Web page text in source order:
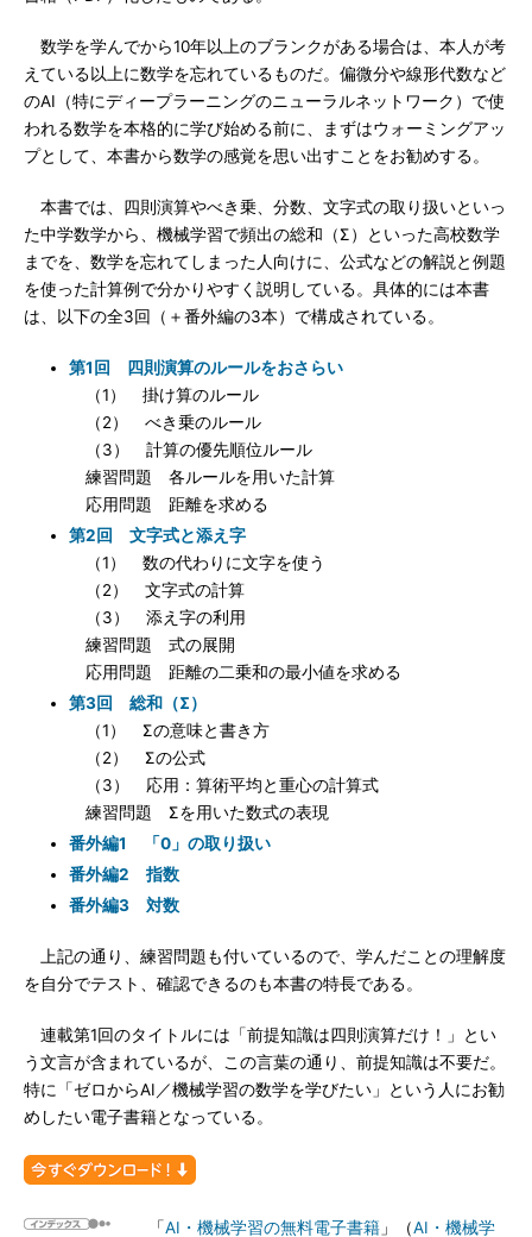
数学を学んでから10年以上のブランクがある場合は、本人が考
えている以上に数学を忘れているものだ。偏微分や線形代数など
のAI（特にディープラーニングのニューラルネットワーク）で使
われる数学を本格的に学び始める前に、まずはウォーミングアッ
プとして、本書から数学の感覚を思い出すことをお勧めする。
本書では、四則演算やべき乗、分数、文字式の取り扱いといっ
た中学数学から、機械学習で頻出の総和（Σ）といった高校数学
までを、数学を忘れてしまった人向けに、公式などの解説と例題
を使った計算例で分かりやすく説明している。具体的には本書
は、以下の全3回（＋番外編の3本）で構成されている。
第1回 四則演算のルールをおさらい
（1） 掛け算のルール
（2） べき乗のルール
（3） 計算の優先順位ルール
練習問題 各ルールを用いた計算
応用問題 距離を求める
第2回 文字式と添え字
（1） 数の代わりに文字を使う
（2） 文字式の計算
（3） 添え字の利用
練習問題 式の展開
応用問題 距離の二乗和の最小値を求める
第3回 総和（Σ）
（1） Σの意味と書き方
（2） Σの公式
（3） 応用：算術平均と重心の計算式
練習問題 Σを用いた数式の表現
番外編1 「0」の取り扱い
番外編2 指数
番外編3 対数
上記の通り、練習問題も付いているので、学んだことの理解度
を自分でテスト、確認できるのも本書の特長である。
連載第1回のタイトルには「前提知識は四則演算だけ！」とい
う文言が含まれているが、この言葉の通り、前提知識は不要だ。
特に「ゼロからAI／機械学習の数学を学びたい」という人にお勧
めしたい電子書籍となっている。
「AI・機械学習の無料電子書籍 」（AI・機械学